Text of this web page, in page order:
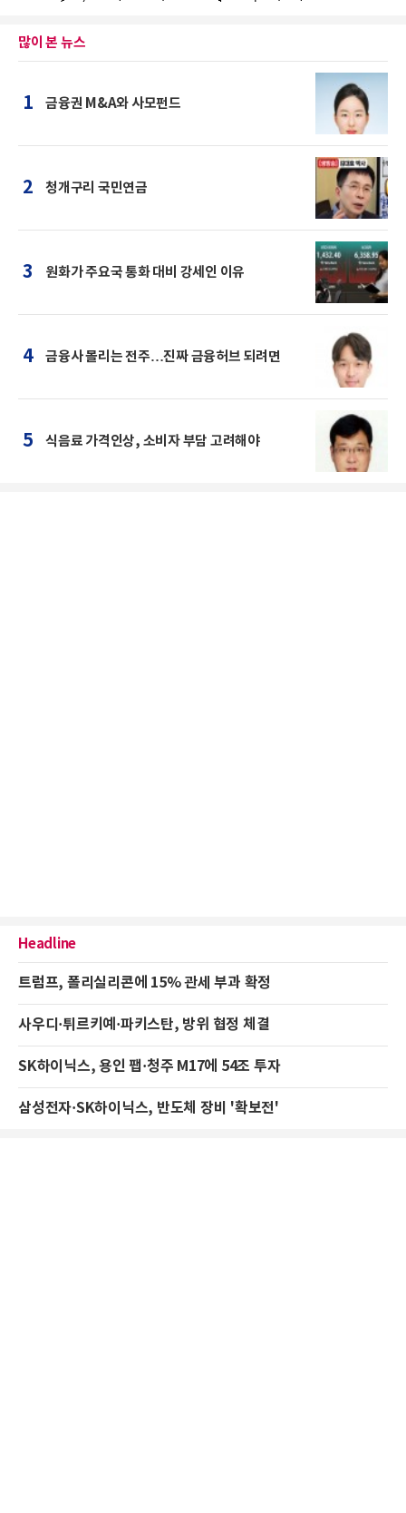
많이 본 뉴스
1 금융권 M&A와 사모펀드
2 청개구리 국민연금
3 원화가 주요국 통화 대비 강세인 이유
4 금융사 몰리는 전주…진짜 금융허브 되려면
5 식음료 가격인상, 소비자 부담 고려해야
Headline
트럼프, 폴리실리콘에 15% 관세 부과 확정
사우디·튀르키예·파키스탄, 방위 협정 체결
SK하이닉스, 용인 팹·청주 M17에 54조 투자
삼성전자·SK하이닉스, 반도체 장비 '확보전'